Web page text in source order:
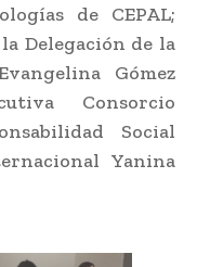
de CEPAL;
Delegación de la
Gómez
Consorcio
Social
Yanina